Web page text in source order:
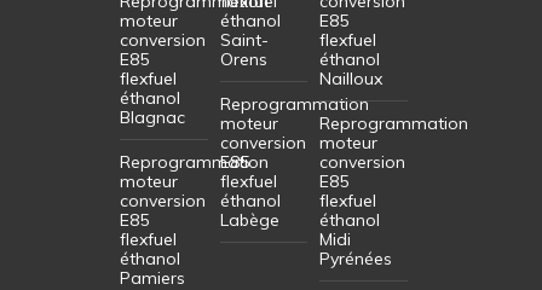
moteur
conversion
E85
flexfuel
éthanol
Blagnac
Reprogrammation
moteur
conversion
E85
flexfuel
éthanol
Pamiers
éthanol
Saint-
Orens
Reprogrammation
moteur
conversion
E85
flexfuel
éthanol
Labège
E85
flexfuel
éthanol
Nailloux
Reprogrammation
moteur
conversion
E85
flexfuel
éthanol
Midi
Pyrénées